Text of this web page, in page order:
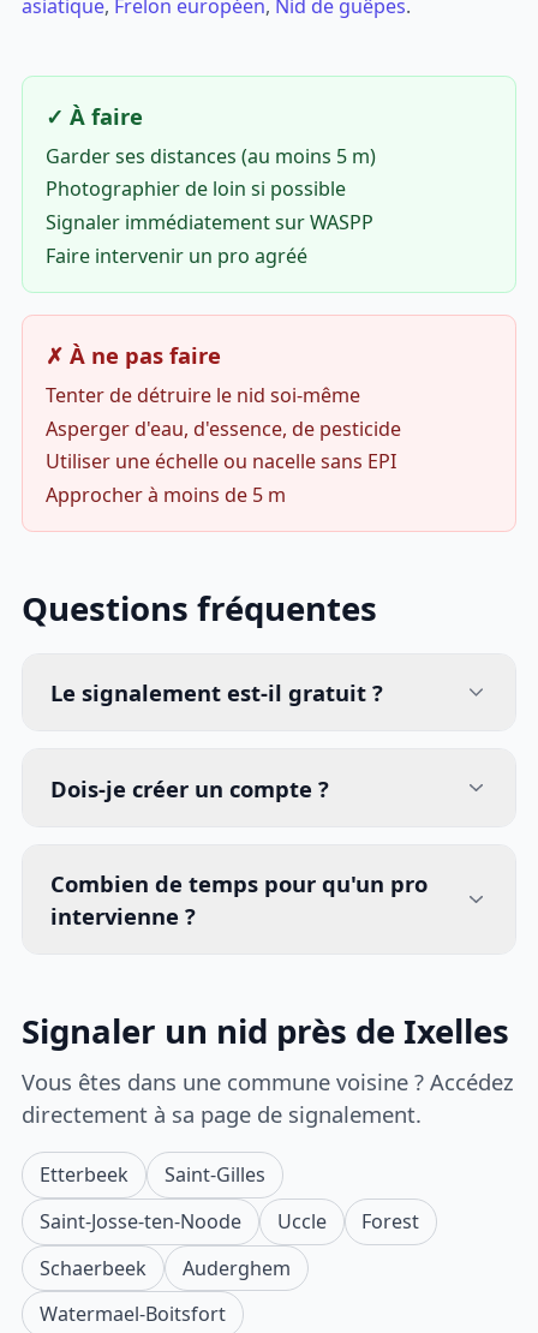
asiatique, Frelon européen, Nid de guêpes.
✓ À faire
Garder ses distances (au moins 5 m)
Photographier de loin si possible
Signaler immédiatement sur WASPP
Faire intervenir un pro agréé
✗ À ne pas faire
Tenter de détruire le nid soi-même
Asperger d'eau, d'essence, de pesticide
Utiliser une échelle ou nacelle sans EPI
Approcher à moins de 5 m
Questions fréquentes
Le signalement est-il gratuit ?
Dois-je créer un compte ?
Combien de temps pour qu'un pro
intervienne ?
Signaler un nid près de Ixelles
Vous êtes dans une commune voisine ? Accédez
directement à sa page de signalement.
Etterbeek
Saint-Gilles
Saint-Josse-ten-Noode
Uccle
Forest
Schaerbeek
Auderghem
Watermael-Boitsfort